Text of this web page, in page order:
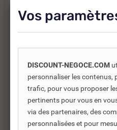
Structure métal. Laqué
Catégories :
CAMPING, MAIRIE,
LAVABO COLLECTIF
Vos
DISCOUNT-NEGOCE.COM
personnaliser les contenus,
trafic, pour vous proposer
pertinents pour vous en
via des partenaires, des
personnalisées et pour